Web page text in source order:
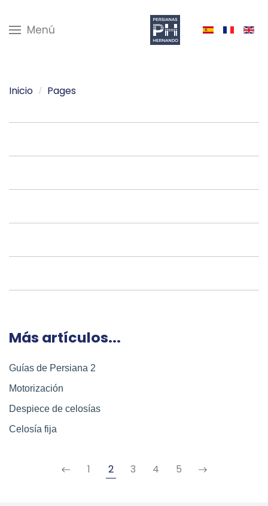
Menú
Inicio Pages
Más artículos...
Guías de Persiana 2
Motorización
Despiece de celosías
Celosía fija
1 2 3 4 5